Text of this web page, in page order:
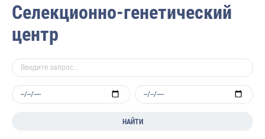
Селекционно-генетический
центр
НАЙТИ